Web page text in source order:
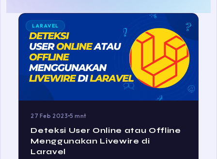
LARAVEL
27 Feb 2023 5 mnt
Deteksi User Online atau Offline
Menggunakan Livewire di
Laravel